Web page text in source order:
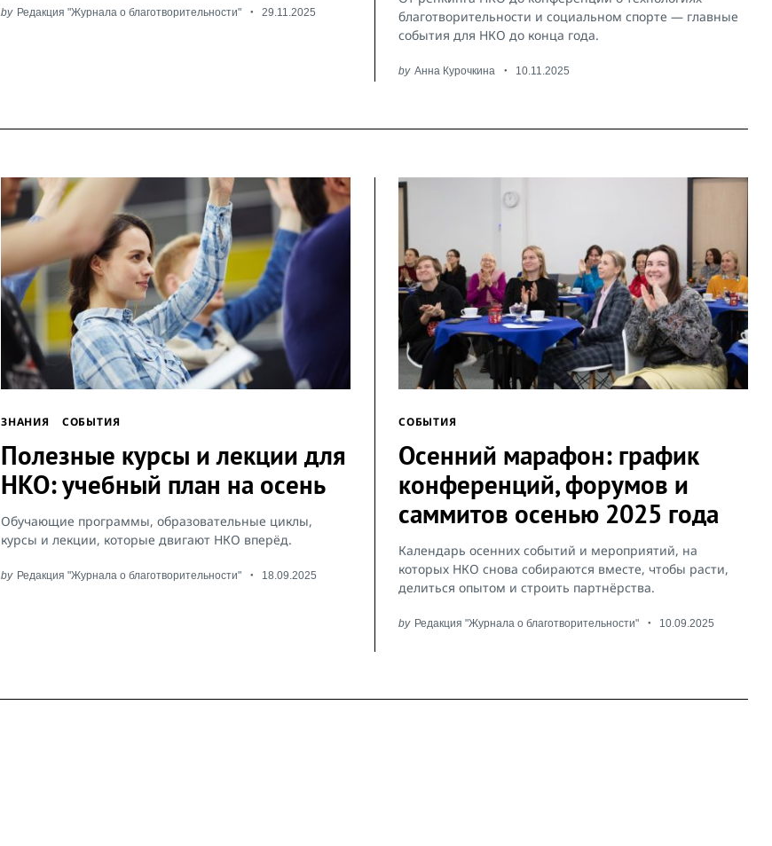
by Редакция "Журнала о благотворительности" 29.11.2025
благотворительности и социальном спорте — главные
события для НКО до конца года.
by Анна Курочкина 10.11.2025
ЗНАНИЯ СОБЫТИЯ
Полезные курсы и лекции для
НКО: учебный план на осень
Обучающие программы, образовательные циклы,
курсы и лекции, которые двигают НКО вперёд.
by Редакция "Журнала о благотворительности" 18.09.2025
СОБЫТИЯ
Осенний марафон: график
конференций, форумов и
саммитов осенью 2025 года
Календарь осенних событий и мероприятий, на
которых НКО снова собираются вместе, чтобы расти,
делиться опытом и строить партнёрства.
by Редакция "Журнала о благотворительности" 10.09.2025